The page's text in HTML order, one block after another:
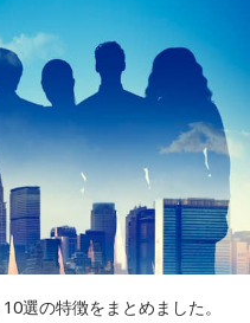
選の特徴をまとめました。